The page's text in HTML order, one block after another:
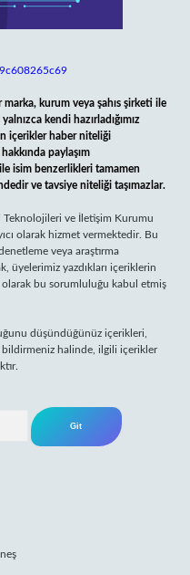
kurum veya şahıs şirketi ile
kendi hazırladığımız
içerikler haber niteliği
paylaşım
isim benzerlikleri tamamen
ve tavsiye niteliği taşımazlar.
Teknolojileri ve İletişim Kurumu
olarak hizmet vermektedir. Bu
veya araştırma
üyelerimiz yazdıkları içeriklerin
bu sorumluluğu kabul etmiş
düşündüğünüz içerikleri,
bildirmeniz halinde, ilgili içerikler